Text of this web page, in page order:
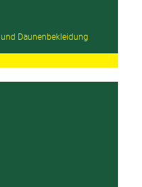
Daunenbekleidung